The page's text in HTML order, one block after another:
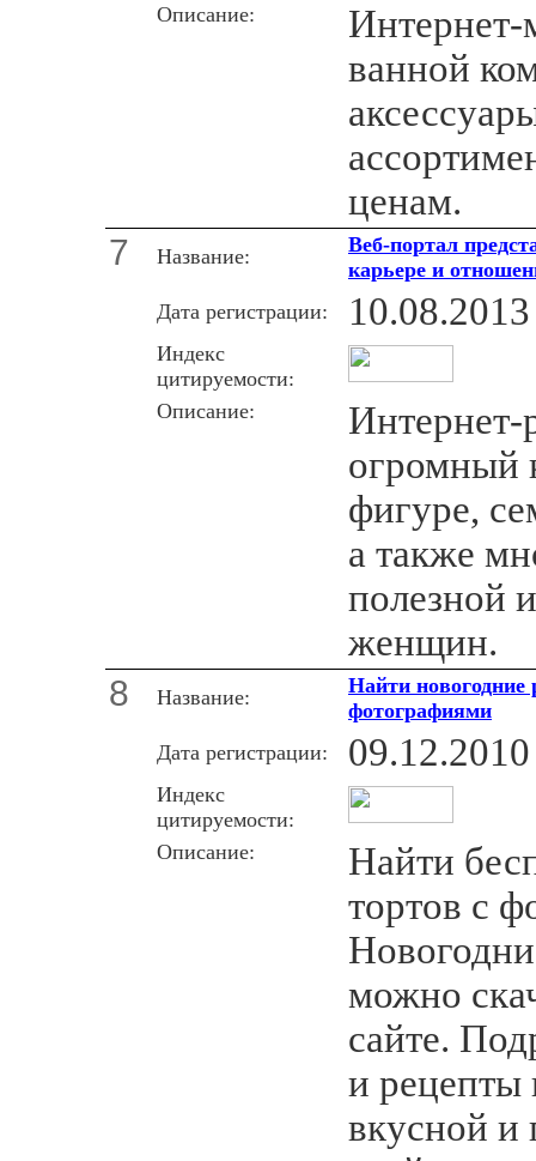
Описание:
Интернет-
ванной
ценам.
7 Название:
Веб-портал
карьере и
Дата регистрации:
10.08.2013
Индекс
цитируемости:
Описание:
Интернет-
огромный
фигуре,
а также
полезной
женщин.
8 Название:
Найти
фотографиями
Дата регистрации:
09.12.2010
Индекс
цитируемости:
Описание:
Найти
тортов с
можно
сайте.
и рецепты
вкусной и